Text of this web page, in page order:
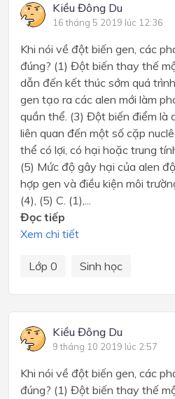
Kiều Đông Du
16 tháng 5 2019 lúc 12:36
Khi nói về đột biến gen, các
đúng? (1) Đột biến thay thế
dẫn đến kết thúc sớm quá
gen tạo ra các alen mới làm
quần thể. (3) Đột biến điểm là
liên quan đến một số cặp
thể có lợi, có hại hoặc trung
(5) Mức độ gây hại của alen
hợp gen và điều kiện môi
(4), (5) C. (1),...
Đọc tiếp
Xem chi tiết
Lớp 0 Sinh học
Kiều Đông Du
9 tháng 10 2019 lúc 2:57
Khi nói về đột biến gen, các
đúng? (1) Đột biến thay thế